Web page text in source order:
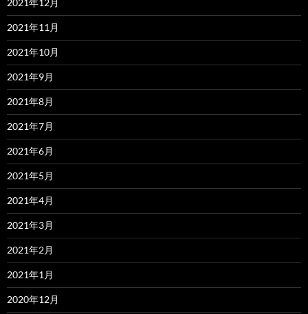
2021年12月
2021年11月
2021年10月
2021年9月
2021年8月
2021年7月
2021年6月
2021年5月
2021年4月
2021年3月
2021年2月
2021年1月
2020年12月